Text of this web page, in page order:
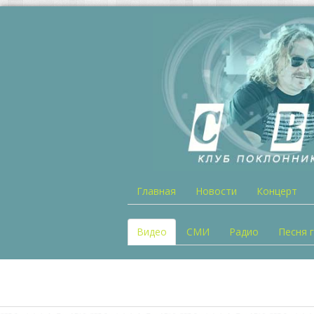
Главная Новости Концерт
Видео СМИ Радио Песня